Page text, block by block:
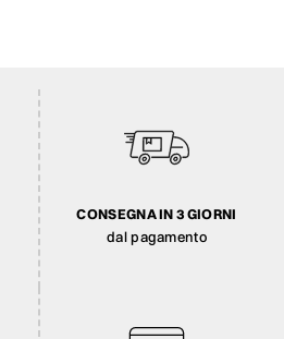
CONSEGNA IN 3 GIORNI
dal pagamento